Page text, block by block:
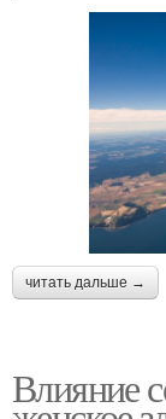
читать дальше →
Влияние